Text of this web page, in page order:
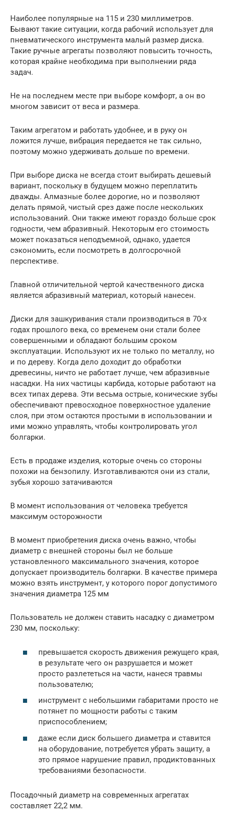
Наиболее популярные на 115 и 230 миллиметров.
Бывают такие ситуации, когда рабочий использует для
пневматического инструмента малый размер диска.
Такие ручные агрегаты позволяют повысить точность,
которая крайне необходима при выполнении ряда
задач.
Не на последнем месте при выборе комфорт, а он во
многом зависит от веса и размера.
Таким агрегатом и работать удобнее, и в руку он
ложится лучше, вибрация передается не так сильно,
поэтому можно удерживать дольше по времени.
При выборе диска не всегда стоит выбирать дешевый
вариант, поскольку в будущем можно переплатить
дважды. Алмазные более дорогие, но и позволяют
делать прямой, чистый срез даже после нескольких
использований. Они также имеют гораздо больше срок
годности, чем абразивный. Некоторым его стоимость
может показаться неподъемной, однако, удается
сэкономить, если посмотреть в долгосрочной
перспективе.
Главной отличительной чертой качественного диска
является абразивный материал, который нанесен.
Диски для зашкуривания стали производиться в 70-х
годах прошлого века, со временем они стали более
совершенными и обладают большим сроком
эксплуатации. Используют их не только по металлу, но
и по дереву. Когда дело доходит до обработки
древесины, ничто не работает лучше, чем абразивные
насадки. На них частицы карбида, которые работают на
всех типах дерева. Эти весьма острые, конические зубы
обеспечивают превосходное поверхностное удаление
слоя, при этом остаются простыми в использовании и
ими можно управлять, чтобы контролировать угол
болгарки.
Есть в продаже изделия, которые очень со стороны
похожи на бензопилу. Изготавливаются они из стали,
зубья хорошо затачиваются
В момент использования от человека требуется
максимум осторожности
В момент приобретения диска очень важно, чтобы
диаметр с внешней стороны был не больше
установленного максимального значения, которое
допускает производитель болгарки. В качестве примера
можно взять инструмент, у которого порог допустимого
значения диаметра 125 мм
Пользователь не должен ставить насадку с диаметром
230 мм, поскольку:
превышается скорость движения режущего края,
в результате чего он разрушается и может
просто разлететься на части, нанеся травмы
пользователю;
инструмент с небольшими габаритами просто не
потянет по мощности работы с таким
приспособлением;
даже если диск большего диаметра и ставится
на оборудование, потребуется убрать защиту, а
это прямое нарушение правил, продиктованных
требованиями безопасности.
Посадочный диаметр на современных агрегатах
составляет 22,2 мм.